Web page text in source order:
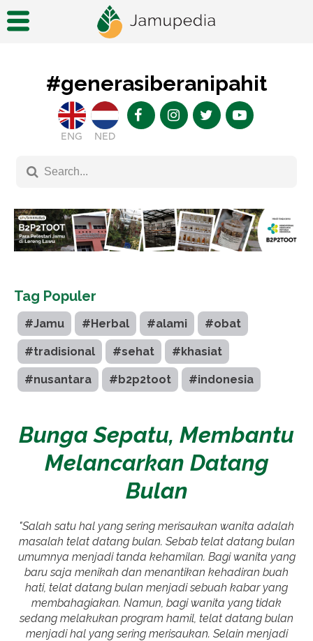
#generasiberanipahit
ENG NED
Tag Populer
#Jamu #Herbal #alami #obat
#tradisional #sehat #khasiat
#nusantara #b2p2toot #indonesia
Bunga Sepatu, Membantu
Melancarkan Datang
Bulan
"Salah satu hal yang sering merisaukan wanita adalah
masalah telat datang bulan. Sebab telat datang bulan
umumnya menjadi tanda kehamilan. Bagi wanita yang
baru saja menikah dan menantikan kehadiran buah
hati, telat datang bulan menjadi sebuah kabar yang
membahagiakan. Namun, bagi wanita yang tidak
sedang melakukan program hamil, telat datang bulan
menjadi hal yang sering merisaukan. Selain menjadi